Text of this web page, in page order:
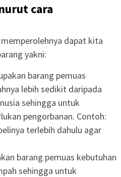
cara
dapat kita
yakni:
barang pemuas
lebih sedikit daripada
sehingga untuk
pengorbanan. Contoh:
terlebih dahulu agar
barang pemuas kebutuhan
sehingga untuk